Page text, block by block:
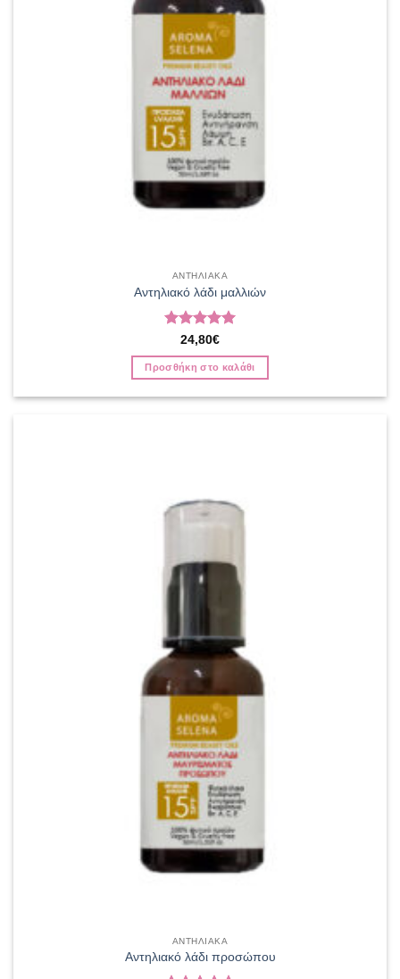
ΑΝΤΗΛΙΑΚΑ
Αντηλιακό λάδι μαλλιών
Βαθμολογήθηκε
με5από 5
24,80€
Προσθήκη στο καλάθι
ΑΝΤΗΛΙΑΚΑ
Αντηλιακό λάδι προσώπου